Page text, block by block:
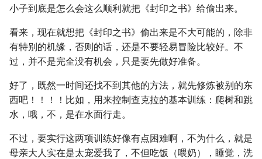
小子到底是怎么会这么顺利就把《封印之书》给偷出来。
看来，现在就想把《封印之书》偷出来是不大可能的，除非
有特别的机缘，否则的话，还是不要轻易冒险比较好。不
过，并不是完全没有机会，只是要先做好准备。
好了，既然一时间还找不到其他的方法，就先修炼被别的东
西吧！！！！比如，用来控制查克拉的基本训练：爬树和跳
水，哦，不，是在水面行走。
不过，要实行这两项训练好像有点困难啊，不为什么，就是
母亲大人实在是太宠爱我了，不但吃饭（喂奶），睡觉，洗